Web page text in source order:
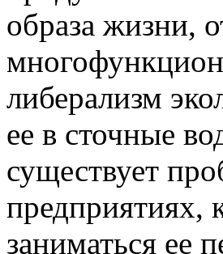
образа жизни,
либерализм
ее в сточные
существует
предприятиях,
заниматься ее